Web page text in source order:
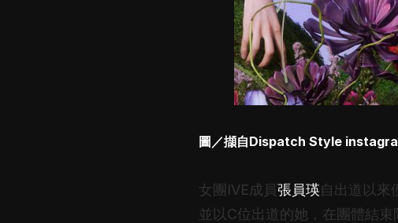
圖／擷自Dispatch Style
女團IVE成員張員瑛自出道以來
並以C位出道的她，在團體結